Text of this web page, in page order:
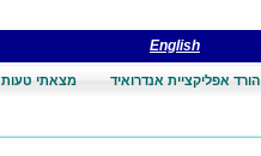
English
הורד אפליקציית אנדרואיד מצאתי טעות